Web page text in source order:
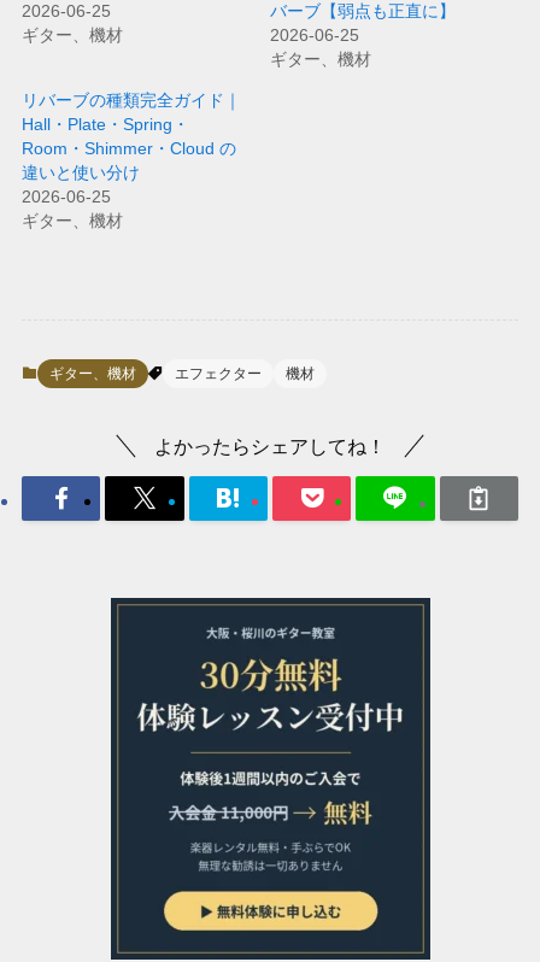
2026-06-25
ギター、機材
バーブ【弱点も正直に】
2026-06-25
ギター、機材
リバーブの種類完全ガイド｜
Hall・Plate・Spring・
Room・Shimmer・Cloud の
違いと使い分け
2026-06-25
ギター、機材
ギター、機材 エフェクター 機材
よかったらシェアしてね！